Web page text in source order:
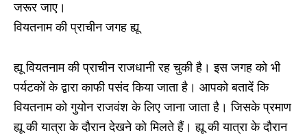
जरूर जाए।
वियतनाम की प्राचीन जगह ह्यू
ह्यू वियतनाम की प्राचीन राजधानी रह चुकी है। इस जगह को भी
पर्यटकों के द्वारा काफी पसंद किया जाता है। आपको बतादें कि
वियतनाम को गुयोन राजवंश के लिए जाना जाता है। जिसके प्रमाण
ह्यू की यात्रा के दौरान देखने को मिलते हैं। ह्यू की यात्रा के दौरान